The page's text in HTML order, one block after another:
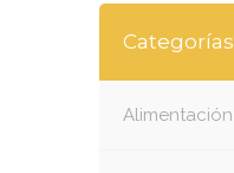
Categorías
Alimentación